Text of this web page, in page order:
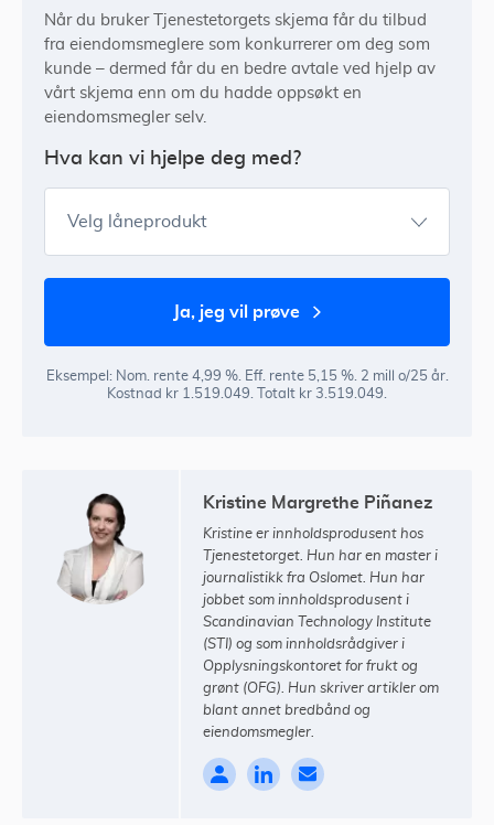
Når du bruker Tjenestetorgets skjema får du tilbud
fra eiendomsmeglere som konkurrerer om deg som
kunde – dermed får du en bedre avtale ved hjelp av
vårt skjema enn om du hadde oppsøkt en
eiendomsmegler selv.
Hva kan vi hjelpe deg med?
Velg låneprodukt
ja, jeg vil prøve
Eksempel: Nom. rente 4,99 %. Eff. rente 5,15 %. 2 mill o/25 år.
Kostnad kr 1.519.049. Totalt kr 3.519.049.
Kristine Margrethe Piñanez
Kristine er innholdsprodusent hos
Tjenestetorget. Hun har en master i
journalistikk fra Oslomet. Hun har
jobbet som innholdsprodusent i
Scandinavian Technology Institute
(STI) og som innholdsrådgiver i
Opplysningskontoret for frukt og
grønt (OFG). Hun skriver artikler om
blant annet bredbånd og
eiendomsmegler.